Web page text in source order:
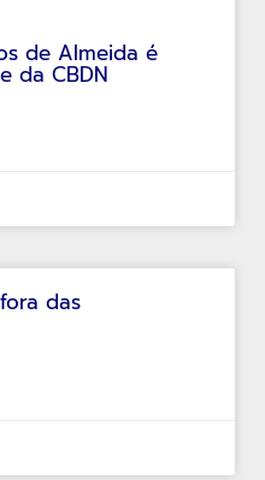
de Almeida é
da CBDN
das